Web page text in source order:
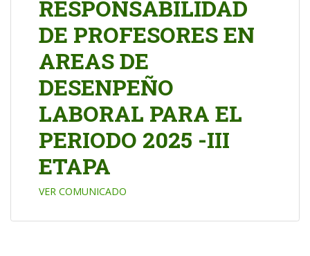
RESPONSABILIDAD
DE PROFESORES EN
AREAS DE
DESENPEÑO
LABORAL PARA EL
PERIODO 2025 -III
ETAPA
VER COMUNICADO